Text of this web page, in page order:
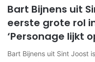
Bart Bijnens uit
eerste grote rol
‘Personage lijkt
Bart Bijnens uit Sint Joost